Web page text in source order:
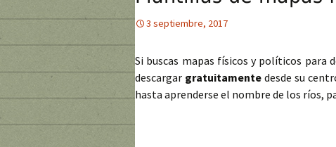
3 septiembre, 2017
Si buscas mapas físicos y políticos para
descargar gratuitamente desde su
hasta aprenderse el nombre de los ríos,